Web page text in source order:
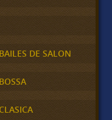
DE SALON